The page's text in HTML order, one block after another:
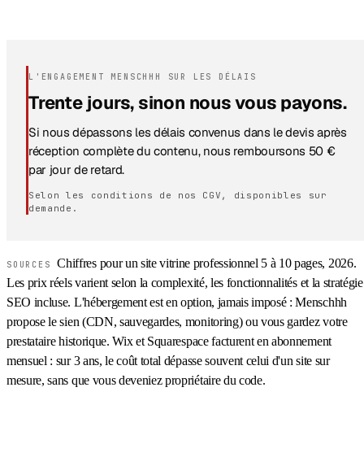
L'ENGAGEMENT MENSCHHH SUR LES DÉLAIS
Trente jours, sinon nous vous payons.
Si nous dépassons les délais convenus dans le devis après
réception complète du contenu, nous remboursons 50 €
par jour de retard.
Selon les conditions de nos CGV, disponibles sur
demande.
SOURCESChiffres pour un site vitrine professionnel 5 à 10 pages, 2026.
Les prix réels varient selon la complexité, les fonctionnalités et la stratégie
SEO incluse. L'hébergement est en option, jamais imposé : Menschhh
propose le sien (CDN, sauvegardes, monitoring) ou vous gardez votre
prestataire historique. Wix et Squarespace facturent en abonnement
mensuel : sur 3 ans, le coût total dépasse souvent celui d'un site sur
mesure, sans que vous deveniez propriétaire du code.